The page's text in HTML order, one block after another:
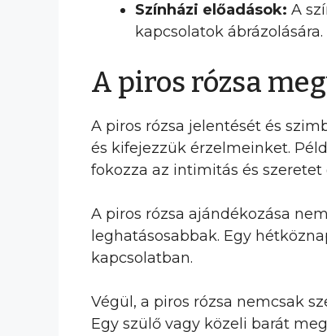
Színházi előadások: A
kapcsolatok ábrázolására.
A piros rózsa
A piros rózsa jelentését és
és kifejezzük érzelmeinket.
fokozza az intimitás és szeretet
A piros rózsa ajándékozása
leghatásosabbak. Egy
kapcsolatban.
Végül, a piros rózsa nemcsak
Egy szülő vagy közeli barát